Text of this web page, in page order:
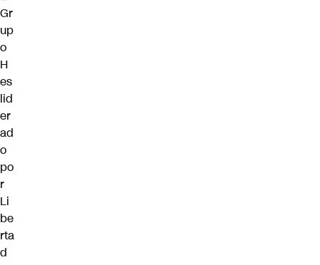
Gr
up
o
H
es
lid
er
ad
o
po
r
Li
be
rta
d